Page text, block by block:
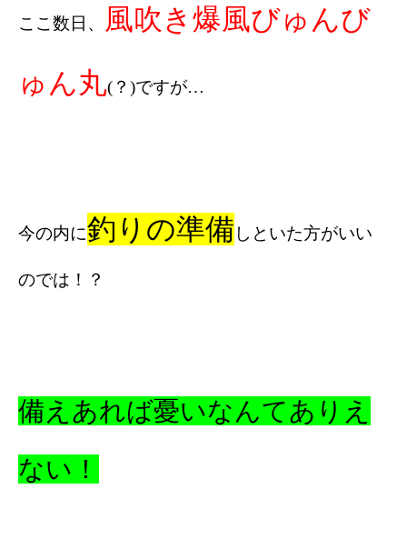
ここ数日、
風吹き爆風びゅんび
ゅん丸(？)ですが…
今の内に釣りの準備 しといた方がいい
のでは！？
備えあれば憂いなんてありえ
ない！